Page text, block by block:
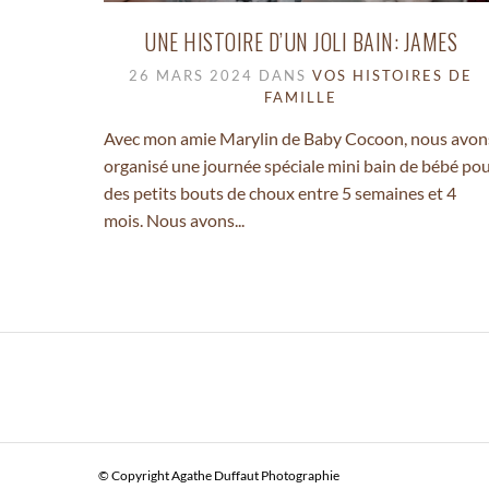
UNE HISTOIRE D’UN JOLI BAIN: JAMES
26 MARS 2024 DANSVOS HISTOIRES DE
FAMILLE
Avec mon amie Marylin de Baby Cocoon, nous
organisé une journée spéciale mini bain de bébé
des petits bouts de choux entre 5 semaines et 4
mois. Nous avons...
© Copyright Agathe Duffaut Photographie